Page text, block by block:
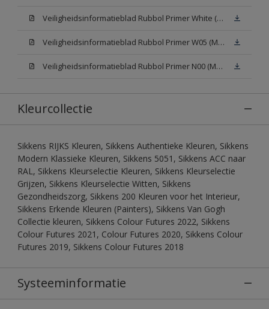
Veiligheidsinformatieblad Rubbol Primer White (MSDS)
Veiligheidsinformatieblad Rubbol Primer W05 (MSDS)
Veiligheidsinformatieblad Rubbol Primer N00 (MSDS)
Kleurcollectie
Sikkens RIJKS Kleuren, Sikkens Authentieke Kleuren, Sikkens
Modern Klassieke Kleuren, Sikkens 5051, Sikkens ACC naar
RAL, Sikkens Kleurselectie Kleuren, Sikkens Kleurselectie
Grijzen, Sikkens Kleurselectie Witten, Sikkens
Gezondheidszorg, Sikkens 200 Kleuren voor het Interieur,
Sikkens Erkende Kleuren (Painters), Sikkens Van Gogh
Collectie kleuren, Sikkens Colour Futures 2022, Sikkens
Colour Futures 2021, Colour Futures 2020, Sikkens Colour
Futures 2019, Sikkens Colour Futures 2018
Systeeminformatie